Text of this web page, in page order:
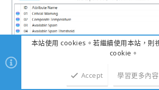
本站使用 cookies。若繼續使用本站，則
cookie。
Accept 學習更多內